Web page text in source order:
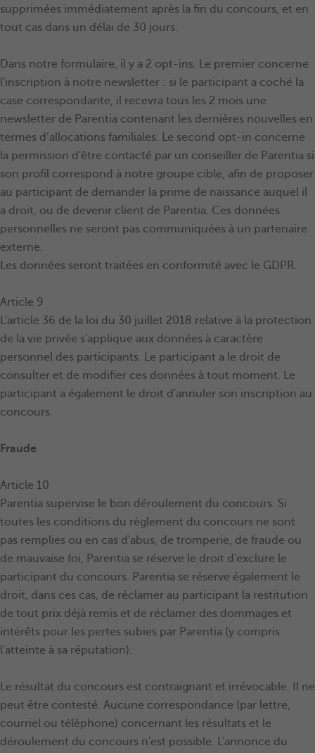
supprimées immédiatement après la fin du concours, et en
tout cas dans un délai de 30 jours.
Dans notre formulaire, il y a 2 opt-ins. Le premier concerne
l'inscription à notre newsletter : si le participant a coché la
case correspondante, il recevra tous les 2 mois une
newsletter de Parentia contenant les dernières nouvelles en
termes d’allocations familiales. Le second opt-in concerne
la permission d'être contacté par un conseiller de Parentia si
son profil correspond à notre groupe cible, afin de proposer
au participant de demander la prime de naissance auquel il
a droit, ou de devenir client de Parentia. Ces données
personnelles ne seront pas communiquées à un partenaire
externe.
Les données seront traitées en conformité avec le GDPR.
Article 9
L'article 36 de la loi du 30 juillet 2018 relative à la protection
de la vie privée s'applique aux données à caractère
personnel des participants. Le participant a le droit de
consulter et de modifier ces données à tout moment. Le
participant a également le droit d'annuler son inscription au
concours.
Fraude
Article 10
Parentia supervise le bon déroulement du concours. Si
toutes les conditions du règlement du concours ne sont
pas remplies ou en cas d'abus, de tromperie, de fraude ou
de mauvaise foi, Parentia se réserve le droit d'exclure le
participant du concours. Parentia se réserve également le
droit, dans ces cas, de réclamer au participant la restitution
de tout prix déjà remis et de réclamer des dommages et
intérêts pour les pertes subies par Parentia (y compris
l'atteinte à sa réputation).
Le résultat du concours est contraignant et irrévocable. Il ne
peut être contesté. Aucune correspondance (par lettre,
courriel ou téléphone) concernant les résultats et le
déroulement du concours n'est possible. L'annonce du